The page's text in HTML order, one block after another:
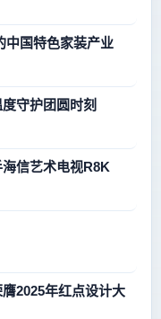
世界领先的中国特色家装产业
守护团圆时刻
信艺术电视R8K
2025年红点设计大